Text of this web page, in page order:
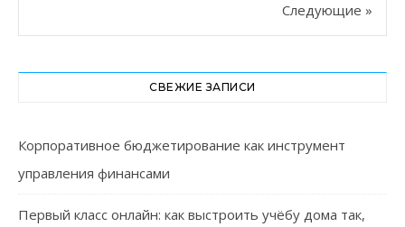
Следующие »
СВЕЖИЕ ЗАПИСИ
Корпоративное бюджетирование как инструмент
управления финансами
Первый класс онлайн: как выстроить учёбу дома так,